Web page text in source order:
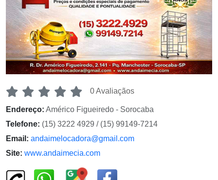
0 Avaliaçãos
Endereço: Américo Figueiredo - Sorocaba
Telefone: (15) 3222 4929 / (15) 99149-7214
Email: andaimelocadora@gmail.com
Site: www.andaimecia.com